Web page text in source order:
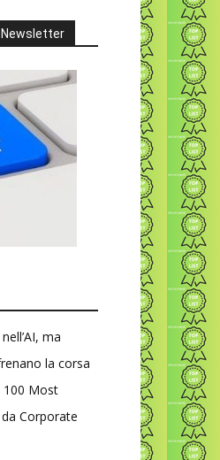
Newsletter
ma
la corsa
100 Most
Corporate